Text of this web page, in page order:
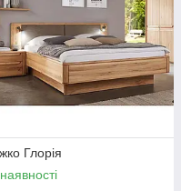
Глорія